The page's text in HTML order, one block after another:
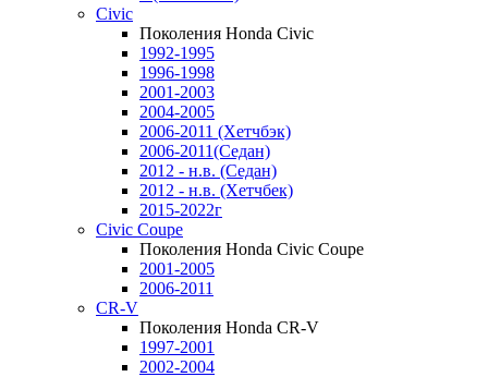
Civic
Поколения Honda Civic
1992-1995
1996-1998
2001-2003
2004-2005
2006-2011 (Хетчбэк)
2006-2011(Седан)
2012 - н.в. (Седан)
2012 - н.в. (Хетчбек)
2015-2022г
Civic Coupe
Поколения Honda Civic Coupe
2001-2005
2006-2011
CR-V
Поколения Honda CR-V
1997-2001
2002-2004